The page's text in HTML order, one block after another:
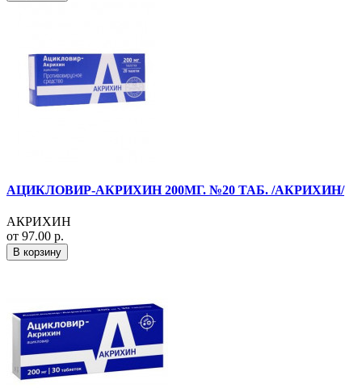
АЦИКЛОВИР-АКРИХИН 200МГ. №20 ТАБ. /АКРИХИН/
АКРИХИН
от 97.00 р.
В корзину